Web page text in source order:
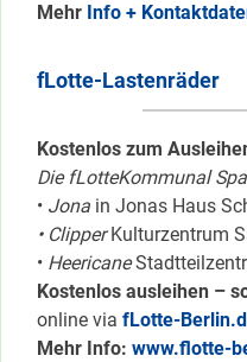
Mehr Info +
fLotte-Lastenräder
Kostenlos zum
Die fLotteKommunal
• Jona in Jonas Haus
• ClipperKulturzentrum
• Heericane
Kostenlos ausleihen –
online via fLotte-
Mehr Info: www.flotte-